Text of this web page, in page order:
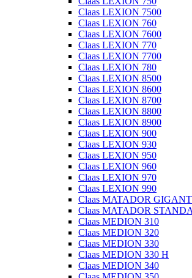
Claas LEXION 7500
Claas LEXION 760
Claas LEXION 7600
Claas LEXION 770
Claas LEXION 7700
Claas LEXION 780
Claas LEXION 8500
Claas LEXION 8600
Claas LEXION 8700
Claas LEXION 8800
Claas LEXION 8900
Claas LEXION 900
Claas LEXION 930
Claas LEXION 950
Claas LEXION 960
Claas LEXION 970
Claas LEXION 990
Claas MATADOR GIGANT
Claas MATADOR
Claas MEDION 310
Claas MEDION 320
Claas MEDION 330
Claas MEDION 330 H
Claas MEDION 340